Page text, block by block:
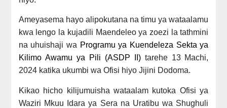
Ameyasema hayo alipokutana na timu ya wataalamu
kwa lengo la kujadili Maendeleo ya zoezi la tathmini
na uhuishaji wa Programu ya Kuendeleza Sekta ya
KilimoAwamuya Pili (ASDP II) tarehe 13 Machi,
2024 katika ukumbi wa Ofisi hiyo Jijini Dodoma.
Kikao hicho kilijumuisha wataalam kutoka Ofisi ya
Waziri Mkuu Idara ya Sera na Uratibu wa Shughuli